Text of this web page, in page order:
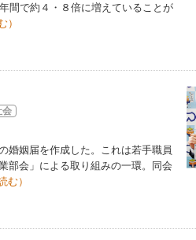
間で約４・８倍に増えていることが
）
会
婚姻届を作成した。これは若手職員
部会」による取り組みの一環。同会
む）